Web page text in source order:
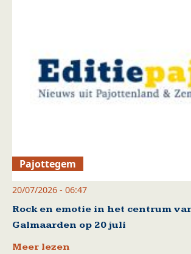
Pajottegem
20/07/2026 - 06:47
Rock en emotie in het centrum
Galmaarden op 20 juli
Meer lezen